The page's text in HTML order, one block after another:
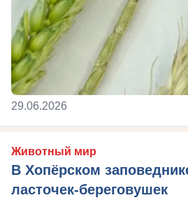
29.06.2026
Животный мир
В Хопёрском
ласточек-береговушек